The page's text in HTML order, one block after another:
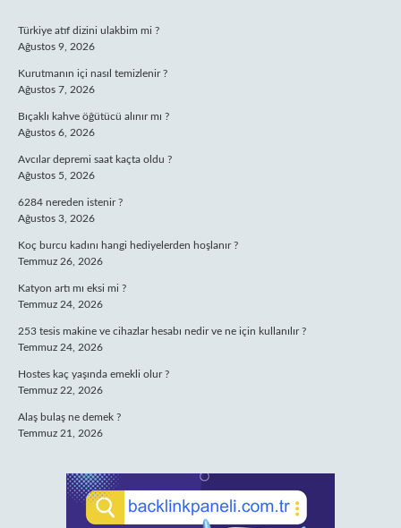
Türkiye atıf dizini ulakbim mi ?
Ağustos 9, 2026
Kurutmanın içi nasıl temizlenir ?
Ağustos 7, 2026
Bıçaklı kahve öğütücü alınır mı ?
Ağustos 6, 2026
Avcılar depremi saat kaçta oldu ?
Ağustos 5, 2026
6284 nereden istenir ?
Ağustos 3, 2026
Koç burcu kadını hangi hediyelerden hoşlanır ?
Temmuz 26, 2026
Katyon artı mı eksi mi ?
Temmuz 24, 2026
253 tesis makine ve cihazlar hesabı nedir ve ne için kullanılır ?
Temmuz 24, 2026
Hostes kaç yaşında emekli olur ?
Temmuz 22, 2026
Alaş bulaş ne demek ?
Temmuz 21, 2026